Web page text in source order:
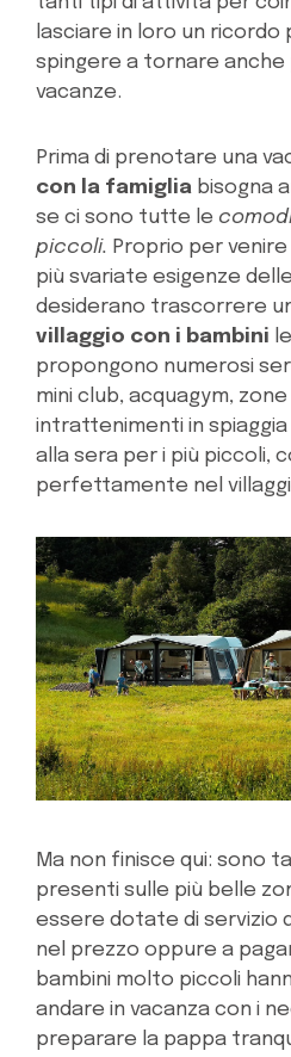
lasciare in loro un ricordo
spingere a tornare anche
vacanze.
Prima di prenotare una
con la famiglia bisogna
se ci sono tutte le
piccoli. Proprio per
più svariate esigenze
desiderano trascorrere
villaggio con i bambini
propongono numerosi
mini club, acquagym,
intrattenimenti in spiaggia
alla sera per i più piccoli,
perfettamente nel
Ma non finisce qui: sono
presenti sulle più belle
essere dotate di servizio
nel prezzo oppure a
bambini molto piccoli
andare in vacanza con i
preparare la pappa